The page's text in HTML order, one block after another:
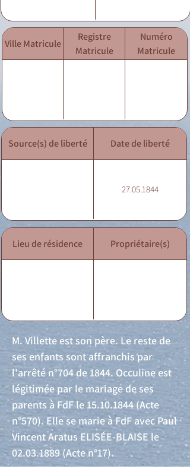
Ville Matricule
Registre
Matricule
Numéro
Matricule
Source(s) de liberté Date de liberté
27.05.1844
Lieu de résidence Propriétaire(s)
M. Villette est son père. Le reste de
ses enfants sont affranchis par
l'arrêté n°704 de 1844. Occuline est
légitimée par le mariage de ses
parents à FdF le15.10.1844(Acte
n°570). Elle se marie à FdF avec Paul
Vincent Aratus ELISÉE-BLAISE le
02.03.1889 (Acte n°17).